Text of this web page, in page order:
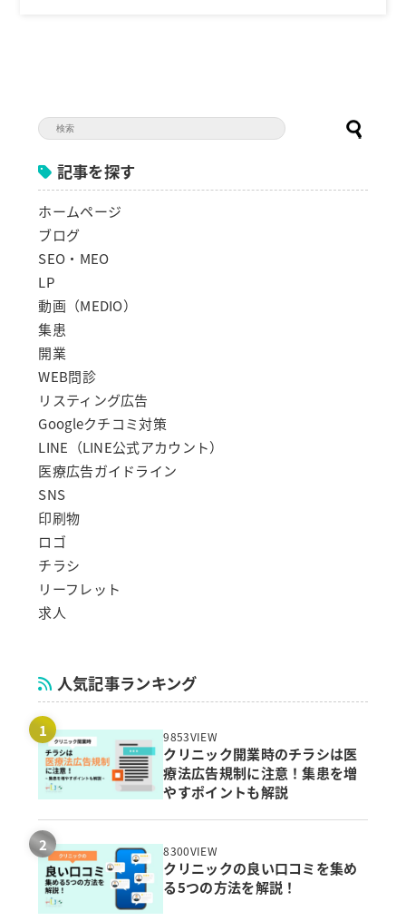
記事を探す
ホームページ
ブログ
SEO・MEO
LP
動画（MEDIO）
集患
開業
WEB問診
リスティング広告
Googleクチコミ対策
LINE（LINE公式アカウント）
医療広告ガイドライン
SNS
印刷物
ロゴ
チラシ
リーフレット
求人
人気記事ランキング
9853VIEW
クリニック開業時のチラシは医
療法広告規制に注意！集患を増
やすポイントも解説
8300VIEW
クリニックの良い口コミを集め
る5つの方法を解説！